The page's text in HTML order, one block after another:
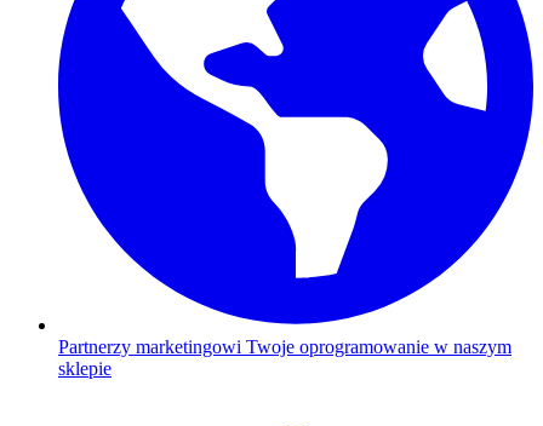
Partnerzy marketingowi Twoje oprogramowanie w naszym
sklepie